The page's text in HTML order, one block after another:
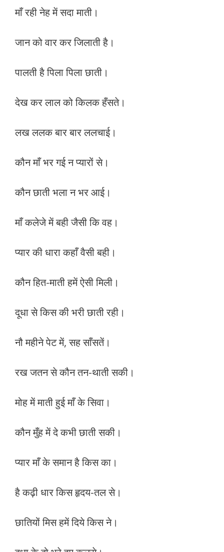
माँ रही नेह में सदा माती।
जान को वार कर जिलाती है।
पालती है पिला पिला छाती।
देख कर लाल को किलक हँसते।
लख ललक बार बार ललचाई।
कौन माँ भर गई न प्यारों से।
कौन छाती भला न भर आई।
माँ कलेजे में बही जैसी कि वह।
प्यार की धारा कहाँ वैसी बही।
कौन हित-माती हमें ऐसी मिली।
दूधा से किस की भरी छाती रही।
नौ महीने पेट में, सह साँसतें।
रख जतन से कौन तन-थाती सकी।
मोह में माती हुई माँ के सिवा।
कौन मुँह में दे कभी छाती सकी।
प्यार माँ के समान है किस का।
है कढ़ी धार किस हृदय-तल से।
छातियों मिस हमें दिये किस ने।